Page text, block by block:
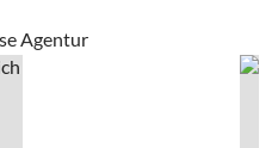
Agentur